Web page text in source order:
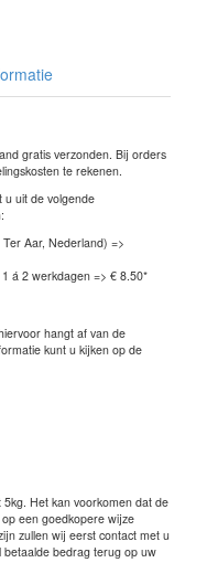
gratis verzonden. Bij orders
te rekenen.
u uit de volgende
Aar, Nederland) =>
á 2 werkdagen => € 8.50*
hangt af van de
kunt u kijken op de
Het kan voorkomen dat de
een goedkopere wijze
zullen wij eerst contact met u
bedrag terug op uw